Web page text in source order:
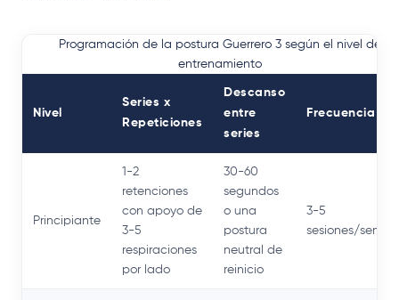
Programación de la postura Guerrero 3 según el nivel de
entrenamiento
Nivel
Series x
Repeticiones
Descanso
entre
series
Frecuencia
Principiante
1-2
retenciones
con apoyo de
3-5
respiraciones
por lado
30-60
segundos
o una
postura
neutral de
reinicio
3-5
sesiones/